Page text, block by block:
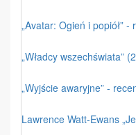
„Avatar: Ogień i popiół” -
„Władcy wszechświata”
„Wyjście awaryjne” -
Lawrence Watt-Ewans